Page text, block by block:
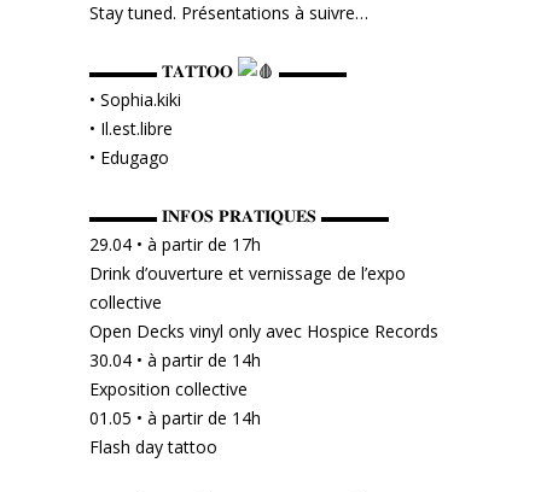
Stay tuned. Présentations à suivre…
▬▬▬▬ 𝐓𝐀𝐓𝐓𝐎𝐎
▬▬▬▬
• Sophia.kiki
• Il.est.libre
• Edugago
▬▬▬▬ 𝐈𝐍𝐅𝐎𝐒 𝐏𝐑𝐀𝐓𝐈𝐐𝐔𝐄𝐒 ▬▬▬▬
29.04 • à partir de 17h
Drink d’ouverture et vernissage de l’expo
collective
Open Decks vinyl only avec Hospice Records
30.04 • à partir de 14h
Exposition collective
01.05 • à partir de 14h
Flash day tattoo